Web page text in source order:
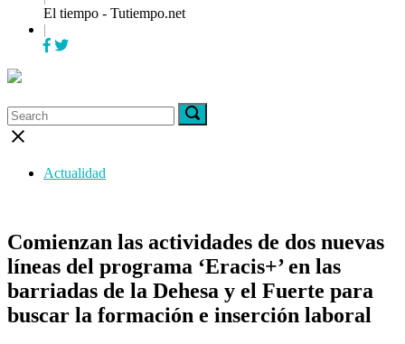
El tiempo - Tutiempo.net
|
Menu
Search
for:
Search
for:
Search
Close
Actualidad
Comienzan las actividades de dos nuevas
líneas del programa ‘Eracis+’ en las
barriadas de la Dehesa y el Fuerte para
buscar la formación e inserción laboral